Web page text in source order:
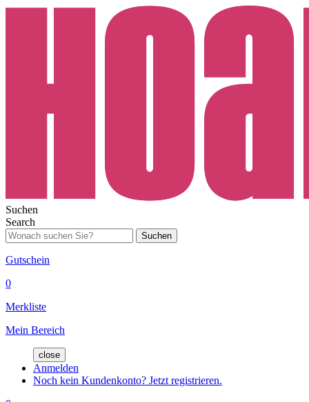
Suchen
Search
Suchen
Gutschein
0
Merkliste
Mein Bereich
close
Anmelden
Noch kein Kundenkonto? Jetzt registrieren.